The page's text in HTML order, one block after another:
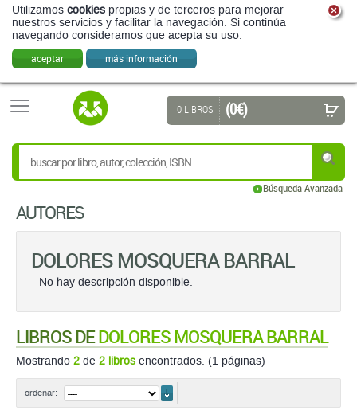
Utilizamos cookies propias y de terceros para mejorar
nuestros servicios y facilitar la navegación. Si continúa
navegando consideramos que acepta su uso.
aceptar más información
Búsqueda Avanzada
0 LIBROS (0 €)
AUTORES
DOLORES MOSQUERA BARRAL
No hay descripción disponible.
LIBROS DEDOLORES MOSQUERA BARRAL
Mostrando 2 de 2 libros encontrados. (1 páginas)
ordenar: